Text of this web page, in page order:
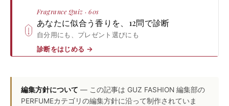
Fragrance Quiz · 60s
あなたに似合う香りを、12問で診断
自分用にも、プレゼント選びにも
診断をはじめる →
編集方針について — この記事は GUZ FASHION 編集部の
PERFUMEカテゴリの編集方針に沿って制作されていま